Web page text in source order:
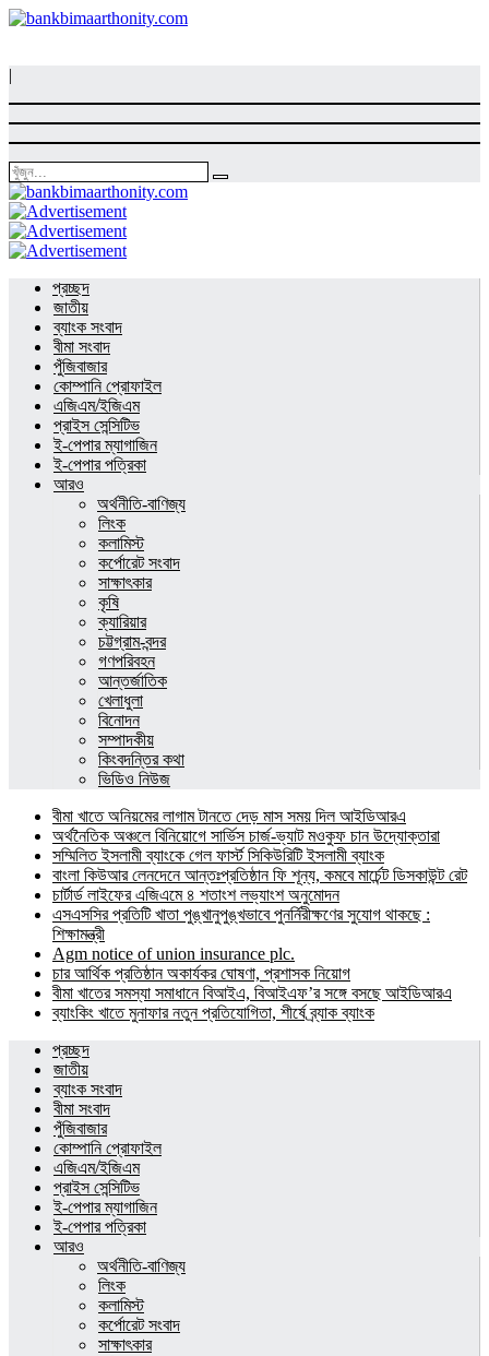
|
প্রচ্ছদ
জাতীয়
ব্যাংক সংবাদ
বীমা সংবাদ
পুঁজিবাজার
কোম্পানি প্রোফাইল
এজিএম/ইজিএম
প্রাইস সেন্সিটিভ
ই-পেপার ম্যাগাজিন
ই-পেপার পত্রিকা
আরও
অর্থনীতি-বাণিজ্য
লিংক
কলামিস্ট
কর্পোরেট সংবাদ
সাক্ষাৎকার
কৃষি
ক্যারিয়ার
চট্টগ্রাম-বন্দর
গণপরিবহন
আন্তর্জাতিক
খেলাধুলা
বিনোদন
সম্পাদকীয়
কিংবদন্তির কথা
ভিডিও নিউজ
বীমা খাতে অনিয়মের লাগাম টানতে দেড় মাস সময় দিল আইডিআরএ
অর্থনৈতিক অঞ্চলে বিনিয়োগে সার্ভিস চার্জ-ভ্যাট মওকুফ চান উদ্যোক্তারা
সম্মিলিত ইসলামী ব্যাংকে গেল ফার্স্ট সিকিউরিটি ইসলামী ব্যাংক
বাংলা কিউআর লেনদেনে আন্তঃপ্রতিষ্ঠান ফি শূন্য, কমবে মার্চেন্ট ডিসকাউন্ট রেট
চার্টার্ড লাইফের এজিএমে ৪ শতাংশ লভ্যাংশ অনুমোদন
এসএসসির প্রতিটি খাতা পুঙ্খানুপুঙ্খভাবে পুনর্নিরীক্ষণের সুযোগ থাকছে :
শিক্ষামন্ত্রী
Agm notice of union insurance plc.
চার আর্থিক প্রতিষ্ঠান অকার্যকর ঘোষণা, প্রশাসক নিয়োগ
বীমা খাতের সমস্যা সমাধানে বিআইএ, বিআইএফ’র সঙ্গে বসছে আইডিআরএ
ব্যাংকিং খাতে মুনাফার নতুন প্রতিযোগিতা, শীর্ষে ব্র্যাক ব্যাংক
প্রচ্ছদ
জাতীয়
ব্যাংক সংবাদ
বীমা সংবাদ
পুঁজিবাজার
কোম্পানি প্রোফাইল
এজিএম/ইজিএম
প্রাইস সেন্সিটিভ
ই-পেপার ম্যাগাজিন
ই-পেপার পত্রিকা
আরও
অর্থনীতি-বাণিজ্য
লিংক
কলামিস্ট
কর্পোরেট সংবাদ
সাক্ষাৎকার